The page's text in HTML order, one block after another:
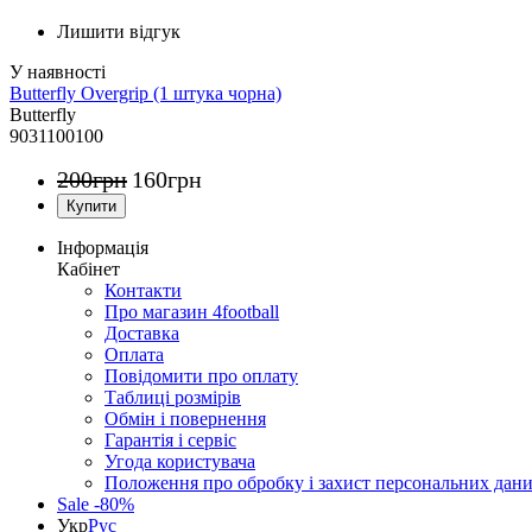
Лишити відгук
Butterfly Overgrip (1 штука чорна)
Butterfly
9031100100
200грн 160грн
Інформація
Кабінет
Контакти
Про магазин 4football
Доставка
Оплата
Повідомити про оплату
Таблиці розмірів
Обмін і повернення
Гарантія і сервіс
Угода користувача
Положення про обробку і захист персональних
Sale -80%
УкрРус